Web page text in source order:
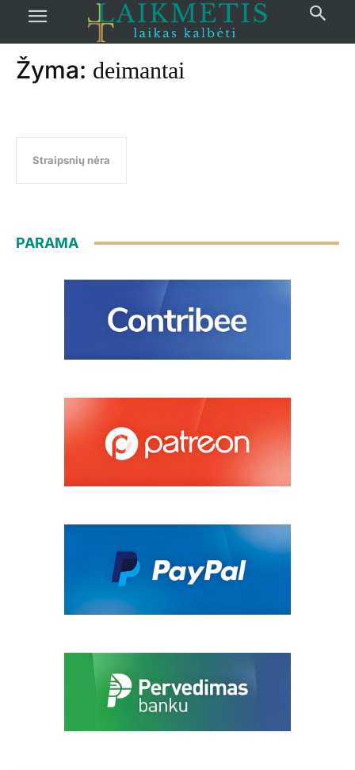
žymos Deimantai
Žyma: deimantai
Straipsnių nėra
PARAMA